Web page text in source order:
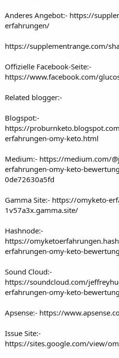
Anderes Angebot:- https://
erfahrungen/
https://supplementrange.com/
Offizielle Facebook-Seite:-
https://www.facebook.com/
Related blogger:-
Blogspot:-
https://
erfahrungen-omy-keto.html
Medium:- https://medium.com/
erfahrungen-omy-keto-
0de72630a5fd
Gamma Site:- https://omyketo-
1v57a3x.gamma.site/
Hashnode:-
https://
erfahrungen-omy-keto-
Sound Cloud:-
https://soundcloud.com/
erfahrungen-omy-keto-
Apsense:- https://
Issue Site:-
https://sites.google.com/view/